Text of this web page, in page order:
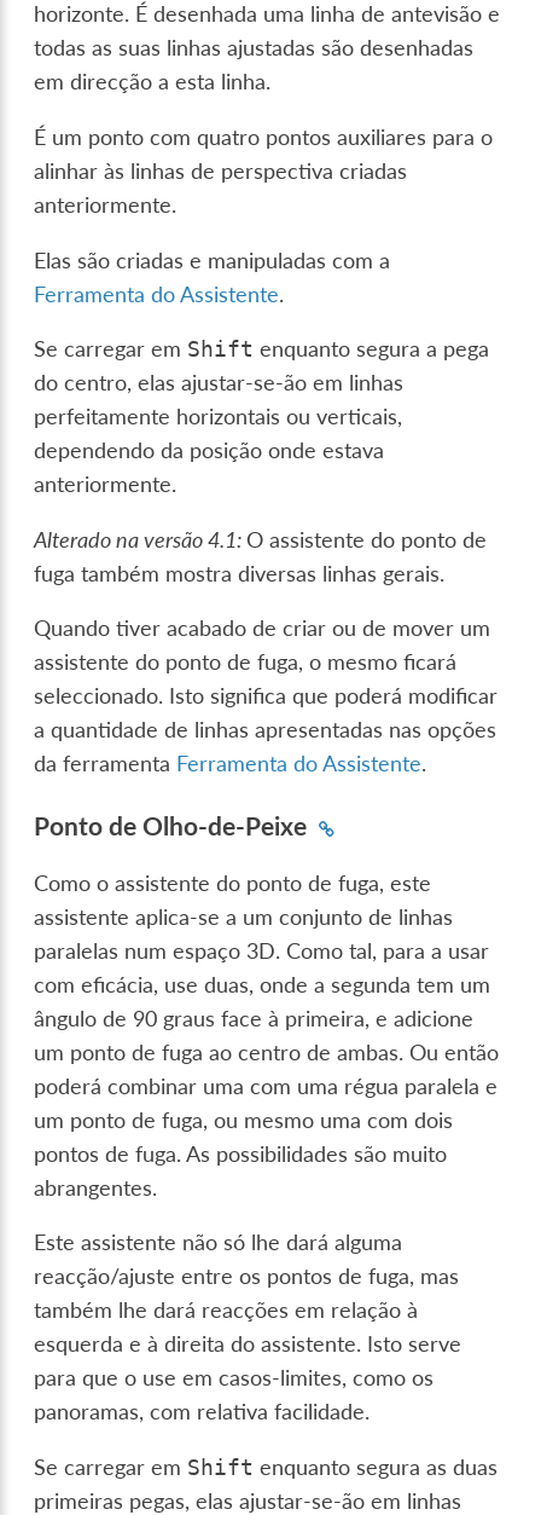
horizonte. É desenhada uma linha de antevisão e
todas as suas linhas ajustadas são desenhadas
em direcção a esta linha.
É um ponto com quatro pontos auxiliares para o
alinhar às linhas de perspectiva criadas
anteriormente.
Elas são criadas e manipuladas com a
Ferramenta do Assistente.
Se carregar em Shift enquanto segura a pega
do centro, elas ajustar-se-ão em linhas
perfeitamente horizontais ou verticais,
dependendo da posição onde estava
anteriormente.
Alterado na versão 4.1:O assistente do ponto de
fuga também mostra diversas linhas gerais.
Quando tiver acabado de criar ou de mover um
assistente do ponto de fuga, o mesmo ficará
seleccionado. Isto significa que poderá modificar
a quantidade de linhas apresentadas nas opções
da ferramenta Ferramenta do Assistente.
Ponto de Olho-de-Peixe
Como o assistente do ponto de fuga, este
assistente aplica-se a um conjunto de linhas
paralelas num espaço 3D. Como tal, para a usar
com eficácia, use duas, onde a segunda tem um
ângulo de 90 graus face à primeira, e adicione
um ponto de fuga ao centro de ambas. Ou então
poderá combinar uma com uma régua paralela e
um ponto de fuga, ou mesmo uma com dois
pontos de fuga. As possibilidades são muito
abrangentes.
Este assistente não só lhe dará alguma
reacção/ajuste entre os pontos de fuga, mas
também lhe dará reacções em relação à
esquerda e à direita do assistente. Isto serve
para que o use em casos-limites, como os
panoramas, com relativa facilidade.
Se carregar em Shift enquanto segura as duas
primeiras pegas, elas ajustar-se-ão em linhas